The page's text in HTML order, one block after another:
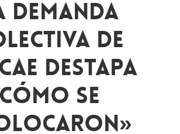
Demanda
De
Destapa
Cómo Se